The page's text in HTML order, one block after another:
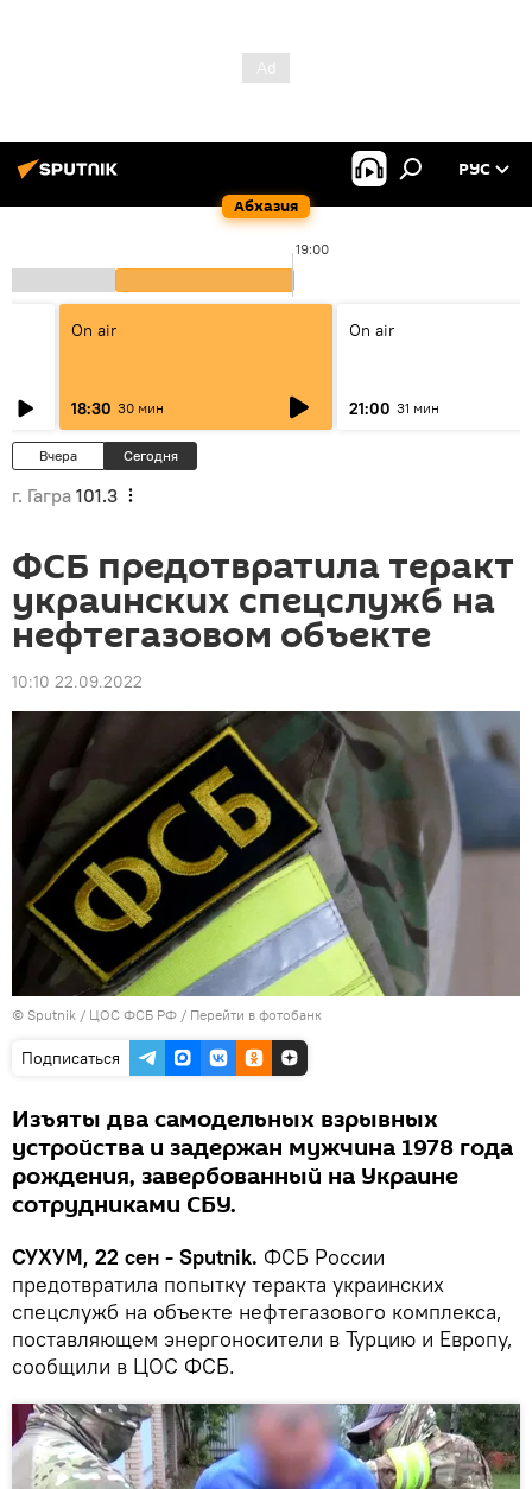
Абхазия
РУС
19:00
On air
18:30 30 мин
On air
21:00 31 мин
Вчера Сегодня
г. Гагра 101.3
ФСБ предотвратила теракт
украинских спецслужб на
нефтегазовом объекте
10:10 22.09.2022
© Sputnik / ЦОС ФСБ РФ / Перейти в фотобанк
Подписаться
Изъяты два самодельных взрывных
устройства и задержан мужчина 1978 года
рождения, завербованный на Украине
сотрудниками СБУ.
СУХУМ, 22 сен - Sputnik. ФСБ России
предотвратила попытку теракта украинских
спецслужб на объекте нефтегазового комплекса,
поставляющем энергоносители в Турцию и Европу,
сообщили в ЦОС ФСБ.